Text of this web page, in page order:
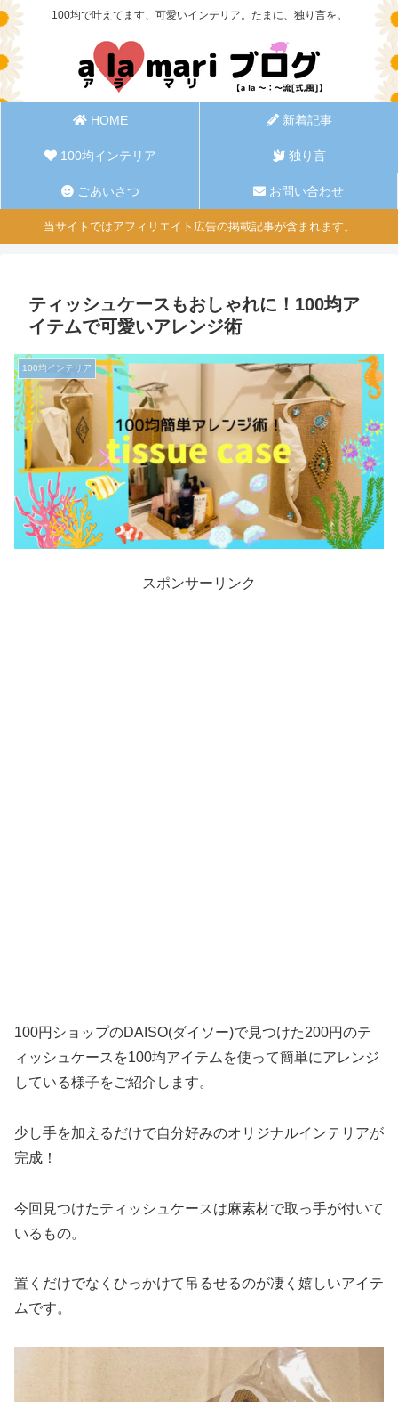
100均で叶えてます、可愛いインテリア。たまに、独り言を。
HOME 新着記事
100均インテリア 独り言
ごあいさつ お問い合わせ
当サイトではアフィリエイト広告の掲載記事が含まれます。
ティッシュケースもおしゃれに！100均ア
イテムで可愛いアレンジ術
100均インテリア
スポンサーリンク
100円ショップのDAISO(ダイソー)で見つけた200円のテ
ィッシュケースを100均アイテムを使って簡単にアレンジ
している様子をご紹介します。
少し手を加えるだけで自分好みのオリジナルインテリアが
完成！
今回見つけたティッシュケースは麻素材で取っ手が付いて
いるもの。
置くだけでなくひっかけて吊るせるのが凄く嬉しいアイテ
ムです。